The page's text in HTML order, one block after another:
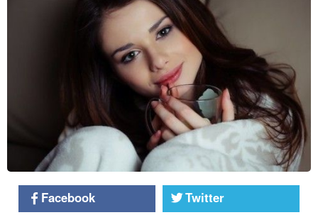
Facebook
Twitter